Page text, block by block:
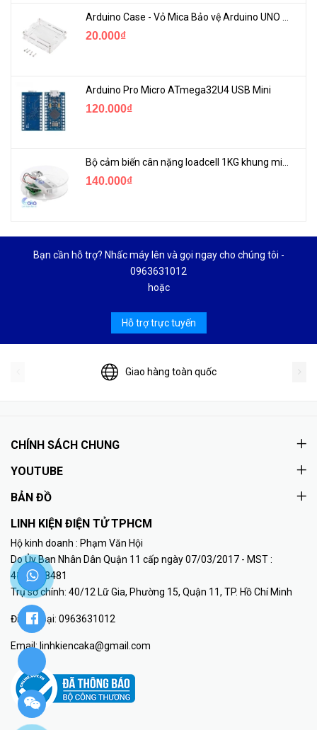
Arduino Case - Vỏ Mica Bảo vệ Arduino UNO R3
20.000₫
Arduino Pro Micro ATmega32U4 USB Mini
120.000₫
Bộ cảm biến cân nặng loadcell 1KG khung mica
140.000₫
Bạn cần hỗ trợ? Nhấc máy lên và gọi ngay cho chúng tôi -
0963631012
hoặc
Hỗ trợ trực tuyến
Giao hàng toàn quốc
CHÍNH SÁCH CHUNG
YOUTUBE
BẢN ĐỒ
LINH KIỆN ĐIỆN TỬ TPHCM
Hộ kinh doanh : Phạm Văn Hội
Do Ủy Ban Nhân Dân Quận 11 cấp ngày 07/03/2017 - MST :
41K8018481
Trụ sở chính: 40/12 Lữ Gia, Phường 15, Quận 11, TP. Hồ Chí Minh
Điện thoại: 0963631012
Email: linhkiencaka@gmail.com